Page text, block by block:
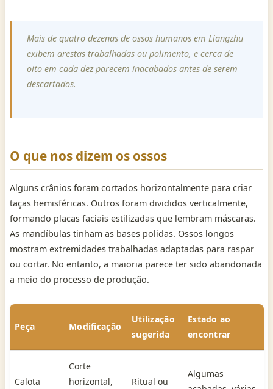
Mais de quatro dezenas de ossos humanos em Liangzhu
exibem arestas trabalhadas ou polimento, e cerca de
oito em cada dez parecem inacabados antes de serem
descartados.
O que nos dizem os ossos
Alguns crânios foram cortados horizontalmente para criar
taças hemisféricas. Outros foram divididos verticalmente,
formando placas faciais estilizadas que lembram máscaras.
As mandíbulas tinham as bases polidas. Ossos longos
mostram extremidades trabalhadas adaptadas para raspar
ou cortar. No entanto, a maioria parece ter sido abandonada
a meio do processo de produção.
Peça Modificação
Utilização
sugerida
Estado ao
encontrar
Calota
Corte
horizontal,
Ritual ou
Algumas